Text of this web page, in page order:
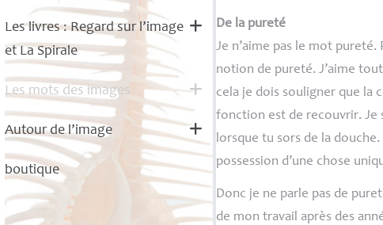
Les livres : Regard sur l’image
et La Spirale
Les mots des images
Autour de l’image
boutique
De la pureté
Je n’aime pas le mot pureté.
notion de pureté. J’aime
cela je dois souligner que la
fonction est de recouvrir. Je
lorsque tu sors de la
possession d’une chose
Donc je ne parle pas de
de mon travail après des